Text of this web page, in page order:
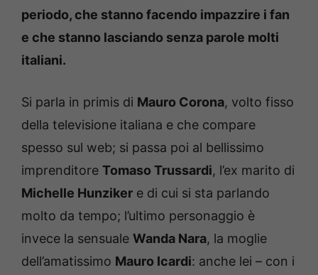
periodo, che stanno facendo impazzire i fan
e che stanno lasciando senza parole molti
italiani.
Si parla in primis di Mauro Corona, volto fisso
della televisione italiana e che compare
spesso sul web; si passa poi al bellissimo
imprenditore Tomaso Trussardi, l’ex marito di
Michelle Hunziker e di cui si sta parlando
molto da tempo; l’ultimo personaggio è
invece la sensuale Wanda Nara, la moglie
dell’amatissimo Mauro Icardi: anche lei – con i